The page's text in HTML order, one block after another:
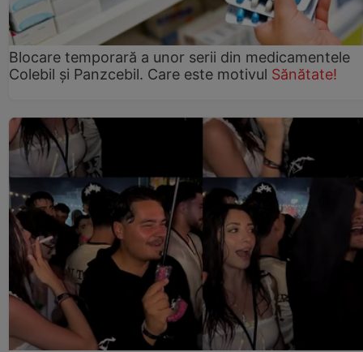
Blocare temporară a unor serii din medicamentele
Colebil și Panzcebil. Care este motivul Sănătate!